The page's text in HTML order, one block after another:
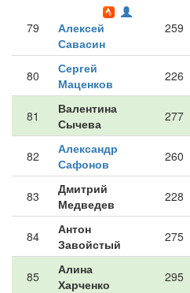
79
Алексей
Савасин
259
80
Сергей
Маценков
226
81
Валентина
Сычева
277
82
Александр
Сафонов
260
83
Дмитрий
Медведев
228
84
Антон
Завойстый
275
85
Алина
Харченко
295